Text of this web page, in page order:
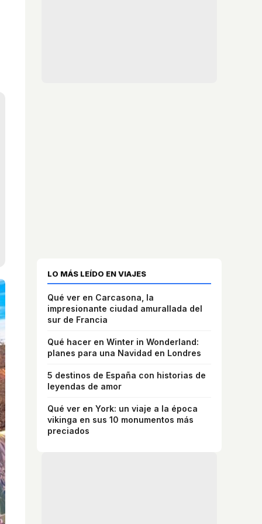
LO MÁS LEÍDO EN VIAJES
Qué ver en Carcasona, la
impresionante ciudad amurallada del
sur de Francia
Qué hacer en Winter in Wonderland:
planes para una Navidad en Londres
5 destinos de España con historias de
leyendas de amor
Qué ver en York: un viaje a la época
vikinga en sus 10 monumentos más
preciados